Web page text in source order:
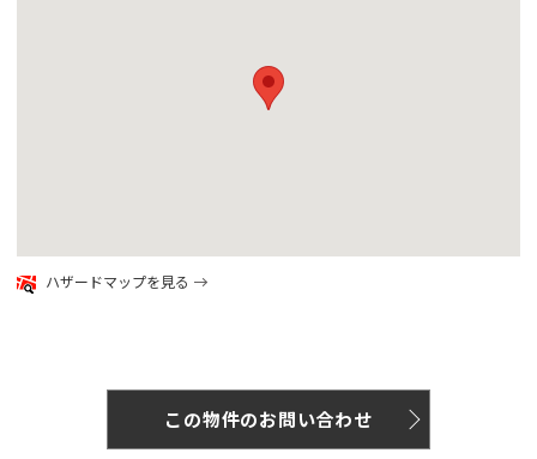
ハザードマップを見る
この物件のお問い合わせ